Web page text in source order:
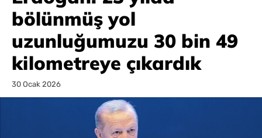
bölünmüş yol
uzunluğumuzu 30 bin 49
kilometreye çıkardık
30 Ocak 2026